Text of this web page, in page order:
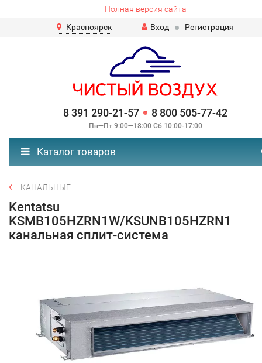
Полная версия сайта
Красноярск
Вход Регистрация
8 391 290-21-57 8 800 505-77-42
Пн—Пт 9:00—18:00 Сб 10:00-17:00
Каталог товаров
КАНАЛЬНЫЕ
Kentatsu
KSMB105HZRN1W/KSUNB105HZRN1
канальная сплит-система